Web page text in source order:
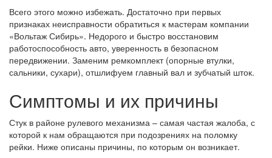
Всего этого можно избежать. Достаточно при первых
признаках неисправности обратиться к мастерам компании
«Вольтаж Сибирь». Недорого и быстро восстановим
работоспособность авто, уверенность в безопасном
передвижении. Заменим ремкомплект (опорные втулки,
сальники, сухари), отшлифуем главный вал и зубчатый шток.
Симптомы и их причины
Стук в районе рулевого механизма – самая частая жалоба, с
которой к нам обращаются при подозрениях на поломку
рейки. Ниже описаны причины, по которым он возникает.